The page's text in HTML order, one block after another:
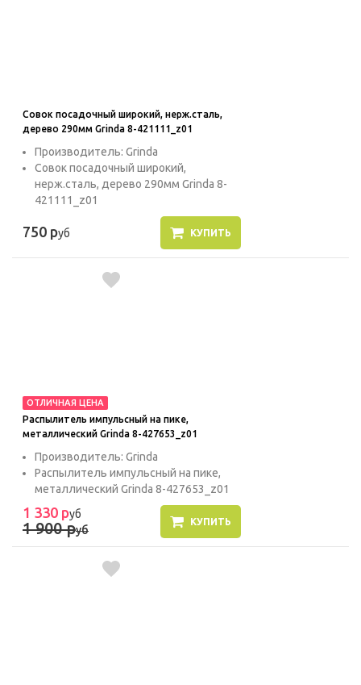
Совок посадочный широкий, нерж.сталь,
дерево 290мм Grinda 8-421111_z01
Производитель: Grinda
Совок посадочный широкий,
нерж.сталь, дерево 290мм Grinda 8-
421111_z01
750 руб КУПИТЬ
ОТЛИЧНАЯ ЦЕНА
Распылитель импульсный на пике,
металлический Grinda 8-427653_z01
Производитель: Grinda
Распылитель импульсный на пике,
металлический Grinda 8-427653_z01
1 330 руб
1 900 руб
КУПИТЬ